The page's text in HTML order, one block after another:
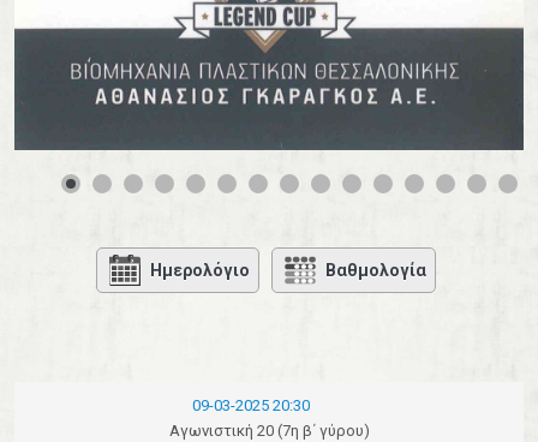
Ημερολόγιο Βαθμολογία
09-03-2025 20:30
Αγωνιστική 20 (7η β΄ γύρου)